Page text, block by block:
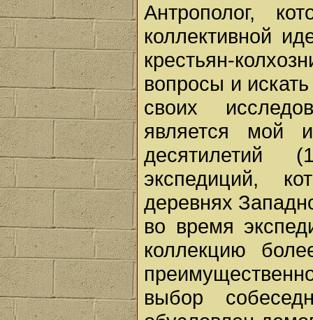
Антрополог,
коллективной
крестьян-
вопросы и
своих
является мой
десятилетий
экспедиций,
деревнях
во время
коллекцию
выбор